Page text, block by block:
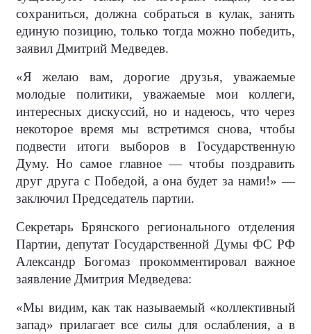
сохраниться, должна собраться в кулак, занять
единую позицию, только тогда можно победить,
заявил Дмитрий Медведев.
«Я желаю вам, дорогие друзья, уважаемые
молодые политики, уважаемые мои коллеги,
интересных дискуссий, но и надеюсь, что через
некоторое время мы встретимся снова, чтобы
подвести итоги выборов в Государственную
Думу. Но самое главное — чтобы поздравить
друг друга с Победой, а она будет за нами!» —
заключил Председатель партии.
Секретарь Брянского регионального отделения
Партии, депутат Государственной Думы ФС РФ
Александр Богомаз прокомментировал важное
заявление Дмитрия Медведева:
«Мы видим, как так называемый «коллективный
запад» прилагает все силы для ослабления, а в